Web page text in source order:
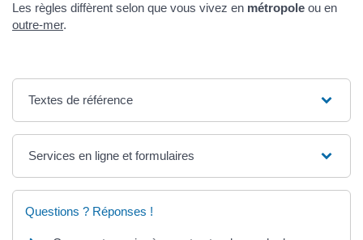
Les règles diffèrent selon que vous vivez en métropole ou en
outre-mer.
Textes de référence
Services en ligne et formulaires
Questions ? Réponses !